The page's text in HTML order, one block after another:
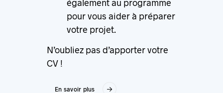
également au programme
pour vous aider à préparer
votre projet.
N’oubliez pas d’apporter votre
CV !
En savoir plus